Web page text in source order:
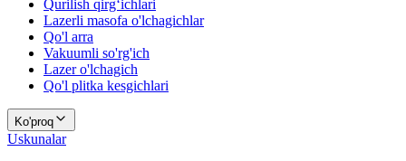
Qurilish qirg‘ichlari
Lazerli masofa o'lchagichlar
Qo'l arra
Vakuumli so'rg'ich
Lazer o'lchagich
Qo'l plitka kesgichlari
Ko'proq
Uskunalar